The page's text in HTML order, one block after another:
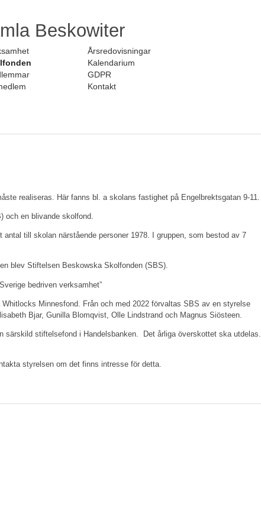
Beskowiter
Årsredovisningar
Kalendarium
GDPR
Kontakt
realiseras. Här fanns bl. a skolans fastighet på Engelbrektsgatan 9-11.
och en blivande skolfond.
till skolan närstående personer 1978. I gruppen, som bestod av 7
blev Stiftelsen Beskowska Skolfonden (SBS).
bedriven verksamhet”
Minnesfond. Från och med 2022 förvaltas SBS av en styrelse
Bjar, Gunilla Blomqvist, Olle Lindstrand och Magnus Siösteen.
särskild stiftelsefond i Handelsbanken. Det årliga överskottet ska utdelas.
styrelsen om det finns intresse för detta.